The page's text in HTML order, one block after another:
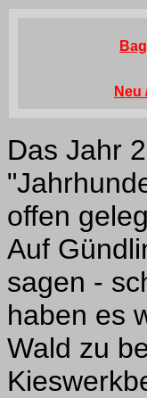
Neu
Das Jahr
offen
Auf
sagen -
haben es
Wald zu